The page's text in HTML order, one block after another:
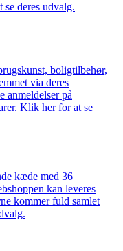
deres udvalg.
boligtilbehør,
via deres
anmeldelser på
Klik her for at se
kæde med 36
kan leveres
kommer fuld samlet